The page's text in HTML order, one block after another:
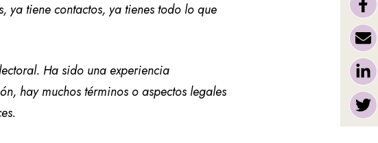
ya tiene contactos, ya tienes todo lo que
Ha sido una experiencia
hay muchos términos o aspectos legales